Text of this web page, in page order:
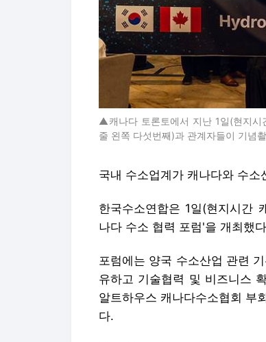
▲캐나다 토론토에서 지난 1일(현지시
줄 왼쪽 다섯번째)과 관계자들이 기념
국내 수소업계가 캐나다와 수
한국수소연합은 1일(현지시간
나다 수소 협력 포럼'을 개최했
포럼에는 양국 수소산업 관련
유하고 기술협력 및 비즈니스
알트하우스 캐나다수소협회 부
다.